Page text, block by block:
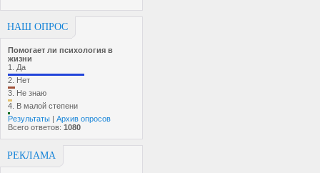
НАШ ОПРОС
Помогает ли психология в
жизни
1. Да
2. Нет
3. Не знаю
4. В малой степени
Результаты | Архив опросов
Всего ответов: 1080
РЕКЛАМА